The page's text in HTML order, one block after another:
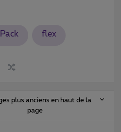
Pack flex
plus anciens en haut de la
page